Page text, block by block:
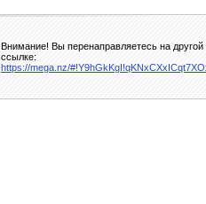
Внимание! Вы перенаправляетесь на
ссылке:
https://mega.nz/